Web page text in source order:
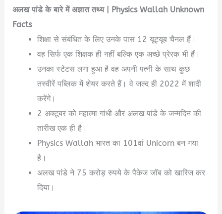
अलख पांडे के बारे में अज्ञात तथ्य| Physics Wallah Unknown
Facts
शिक्षा से संबंधित के लिए उनके पास 12 यूट्यूब चैनल हैं।
वह सिर्फ एक शिक्षक ही नहीं बल्कि एक अच्छे प्रेरक भी हैं।
उनका स्टेटस लगा हुआ है वह अपनी पत्नी के साथ कुछ
तस्वीरें पब्लिक में शेयर करते हैं। वे जल्द ही 2022 में शादी
करेंगे।
2 अक्टूबर को महात्मा गांधी और अलख पांडे के जन्मदिन की
तारीख एक ही है।
Physics Wallah भारत का 101वां Unicorn बन गया
है।
अलख पांडे ने 75 करोड़ रुपये के पैकेज जॉब को खारिज कर
दिया।